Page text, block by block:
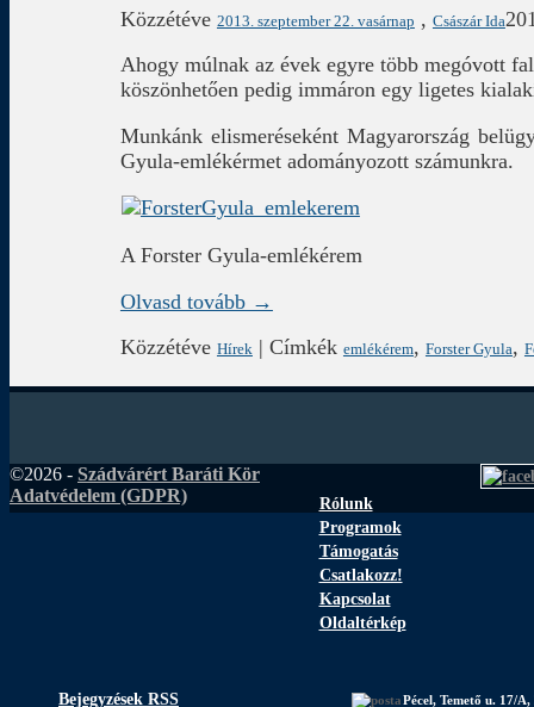
Közzétéve 2013. szeptember 22. vasárnap , Császár Ida
Ahogy múlnak az évek egyre több megóvott
köszönhetően pedig immáron egy ligetes
Munkánk elismeréseként Magyarország
Gyula-emlékérmet adományozott számunkra.
A Forster Gyula-emlékérem
Olvasd tovább →
Közzétéve Hírek| Címkék emlékérem, Forster Gyula,
Rólunk
Programok
Támogatás
Csatlakozz!
Kapcsolat
Oldaltérkép
Bejegyzések RSS Pécel, Temető u. 17/A,
©2026 - Szádvárért Baráti Kör
Adatvédelem (GDPR)